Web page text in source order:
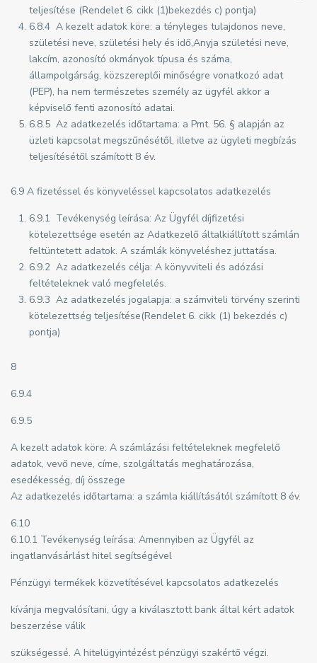
teljesítése (Rendelet 6. cikk (1)bekezdés c) pontja)
6.8.4 A kezelt adatok köre: a tényleges tulajdonos neve,
születési neve, születési hely és idő,Anyja születési neve,
lakcím, azonosító okmányok típusa és száma,
állampolgárság, közszereplői minőségre vonatkozó adat
(PEP), ha nem természetes személy az ügyfél akkor a
képviselő fenti azonosító adatai.
6.8.5 Az adatkezelés időtartama: a Pmt. 56. § alapján az
üzleti kapcsolat megszűnésétől, illetve az ügyleti megbízás
teljesítésétől számított 8 év.
6.9 A fizetéssel és könyveléssel kapcsolatos adatkezelés
6.9.1 Tevékenység leírása: Az Ügyfél díjfizetési
kötelezettsége esetén az Adatkezelő általkiállított számlán
feltüntetett adatok. A számlák könyveléshez juttatása.
6.9.2 Az adatkezelés célja: A könyvviteli és adózási
feltételeknek való megfelelés.
6.9.3 Az adatkezelés jogalapja: a számviteli törvény szerinti
kötelezettség teljesítése(Rendelet 6. cikk (1) bekezdés c)
pontja)
8
6.9.4
6.9.5
A kezelt adatok köre: A számlázási feltételeknek megfelelő
adatok, vevő neve, címe, szolgáltatás meghatározása,
esedékesség, díj összege
Az adatkezelés időtartama: a számla kiállításától számított 8 év.
6.10
6.10.1 Tevékenység leírása: Amennyiben az Ügyfél az
ingatlanvásárlást hitel segítségével
Pénzügyi termékek közvetítésével kapcsolatos adatkezelés
kívánja megvalósítani, úgy a kiválasztott bank által kért adatok
beszerzése válik
szükségessé. A hitelügyintézést pénzügyi szakértő végzi.